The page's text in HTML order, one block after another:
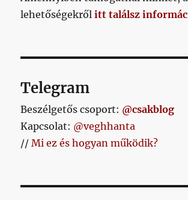
lehetőségekrőlitt találsz
Telegram
Beszélgetős csoport: @csakblog
Kapcsolat: @veghhanta
//Mi ez és hogyan működik?